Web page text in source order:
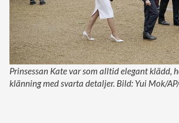
Prinsessan Kate var som alltid elegant klädd,
klänning med svarta detaljer. Bild: Yui Mok/